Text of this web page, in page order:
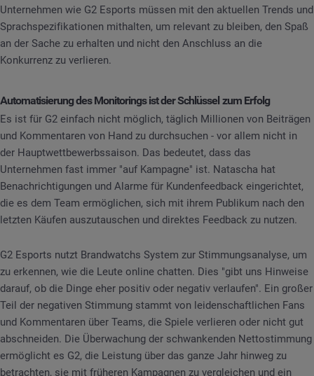
Unternehmen wie G2 Esports müssen mit den aktuellen Trends und
Sprachspezifikationen mithalten, um relevant zu bleiben, den Spaß
an der Sache zu erhalten und nicht den Anschluss an die
Konkurrenz zu verlieren.
Automatisierung des Monitorings ist der Schlüssel zum Erfolg
Es ist für G2 einfach nicht möglich, täglich Millionen von Beiträgen
und Kommentaren von Hand zu durchsuchen - vor allem nicht in
der Hauptwettbewerbssaison. Das bedeutet, dass das
Unternehmen fast immer "auf Kampagne" ist. Natascha hat
Benachrichtigungen und Alarme für Kundenfeedback eingerichtet,
die es dem Team ermöglichen, sich mit ihrem Publikum nach den
letzten Käufen auszutauschen und direktes Feedback zu nutzen.
G2 Esports nutzt Brandwatchs System zur Stimmungsanalyse, um
zu erkennen, wie die Leute online chatten. Dies "gibt uns Hinweise
darauf, ob die Dinge eher positiv oder negativ verlaufen". Ein großer
Teil der negativen Stimmung stammt von leidenschaftlichen Fans
und Kommentaren über Teams, die Spiele verlieren oder nicht gut
abschneiden. Die Überwachung der schwankenden Nettostimmung
ermöglicht es G2, die Leistung über das ganze Jahr hinweg zu
betrachten, sie mit früheren Kampagnen zu vergleichen und ein